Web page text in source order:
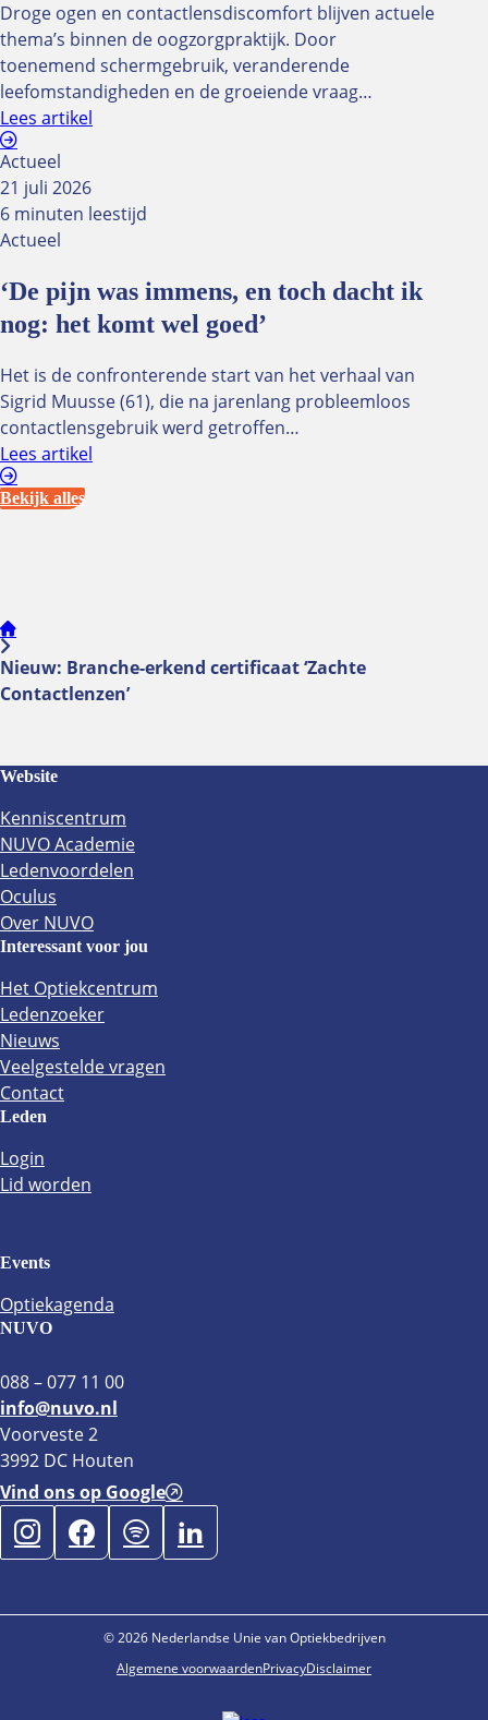
Droge ogen en contactlensdiscomfort blijven actuele
thema’s binnen de oogzorgpraktijk. Door
toenemend schermgebruik, veranderende
leefomstandigheden en de groeiende vraag…
Lees artikel
Actueel
21 juli 2026
6 minuten leestijd
Actueel
‘De pijn was immens, en toch dacht ik
nog: het komt wel goed’
Het is de confronterende start van het verhaal van
Sigrid Muusse (61), die na jarenlang probleemloos
contactlensgebruik werd getroffen…
Lees artikel
Bekijk alles
Nieuw: Branche-erkend certificaat ‘Zachte
Contactlenzen’
Website
Kenniscentrum
NUVO Academie
Ledenvoordelen
Oculus
Over NUVO
Interessant voor jou
Het Optiekcentrum
Ledenzoeker
Nieuws
Veelgestelde vragen
Contact
Leden
Login
Lid worden
Events
Optiekagenda
NUVO
088 – 077 11 00
info@nuvo.nl
Voorveste 2
3992 DC Houten
Vind ons op Google
© 2026 Nederlandse Unie van Optiekbedrijven
Algemene voorwaardenPrivacyDisclaimer